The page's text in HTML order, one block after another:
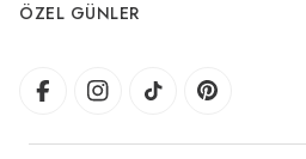
ÖZEL GÜNLER